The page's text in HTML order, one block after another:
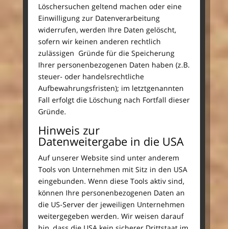
Löschersuchen geltend machen oder eine
Einwilligung zur Datenverarbeitung
widerrufen, werden Ihre Daten gelöscht,
sofern wir keinen anderen rechtlich
zulässigen Gründe für die Speicherung
Ihrer personenbezogenen Daten haben (z.B.
steuer- oder handelsrechtliche
Aufbewahrungsfristen); im letztgenannten
Fall erfolgt die Löschung nach Fortfall dieser
Gründe.
Hinweis zur
Datenweitergabe in die USA
Auf unserer Website sind unter anderem
Tools von Unternehmen mit Sitz in den USA
eingebunden. Wenn diese Tools aktiv sind,
können Ihre personenbezogenen Daten an
die US-Server der jeweiligen Unternehmen
weitergegeben werden. Wir weisen darauf